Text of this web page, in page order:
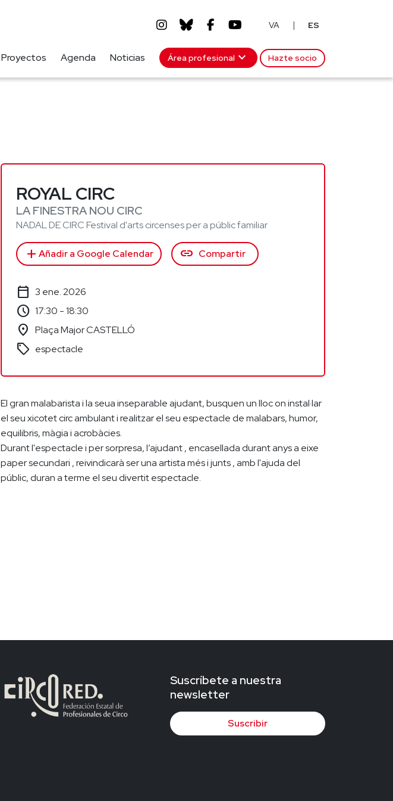
VA | ES
Proyectos Agenda Noticias Área profesional expand_more Hazte socio
ROYAL CIRC
LA FINESTRA NOU CIRC
NADAL DE CIRC Festival d'arts circenses per a públic familiar
add Añadir a Google Calendar link Compartir
calendar_today 3 ene. 2026
schedule 17:30 - 18:30
location_on Plaça Major CASTELLÓ
sell espectacle
El gran malabarista i la seua inseparable ajudant, busquen un lloc on instal·lar
el seu xicotet circ ambulant i realitzar el seu espectacle de malabars, humor,
equilibris, màgia i acrobàcies.
Durant l'espectacle i per sorpresa, l’ajudant , encasellada durant anys a eixe
paper secundari , reivindicarà ser una artista més i junts , amb l'ajuda del
públic, duran a terme el seu divertit espectacle.
Suscríbete a nuestra
newsletter
Suscribir